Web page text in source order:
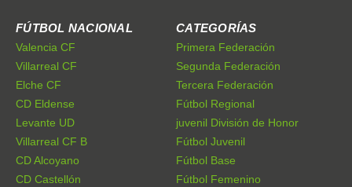
FÚTBOL NACIONAL
Valencia CF
Villarreal CF
Elche CF
CD Eldense
Levante UD
Villarreal CF B
CD Alcoyano
CD Castellón
CATEGORÍAS
Primera Federación
Segunda Federación
Tercera Federación
Fútbol Regional
juvenil División de Honor
Fútbol Juvenil
Fútbol Base
Fútbol Femenino